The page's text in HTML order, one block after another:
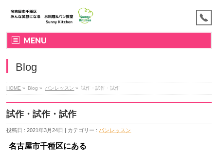
MENU
Blog
HOME » Blog » パンレッスン » 試作・試作・試作
試作・試作・試作
投稿日 : 2021年3月24日 | カテゴリー : パンレッスン
名古屋市千種区にある